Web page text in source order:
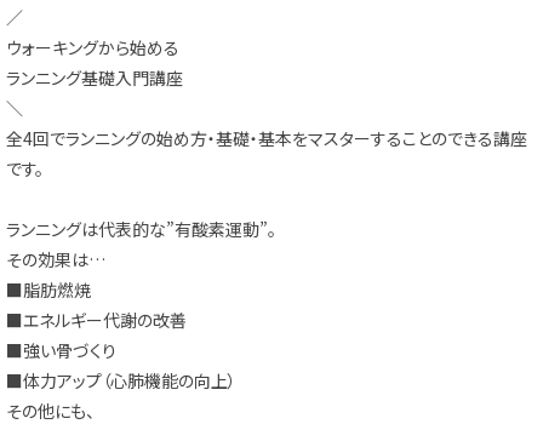
／
ウォーキングから始める
ランニング基礎入門講座
＼
全4回でランニングの始め方・基礎・基本をマスターすることのできる講座
です。
ランニングは代表的な”有酸素運動”。
その効果は…
■脂肪燃焼
■エネルギー代謝の改善
■強い骨づくり
■体力アップ（心肺機能の向上）
その他にも、